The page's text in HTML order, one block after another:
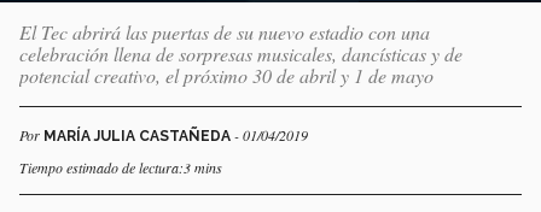
El Tec abrirá las puertas de su nuevo estadio con una
celebración llena de sorpresas musicales, dancísticas y de
potencial creativo, el próximo 30 de abril y 1 de mayo
Por MARÍA JULIA CASTAÑEDA - 01/04/2019
Tiempo estimado de lectura:3 mins